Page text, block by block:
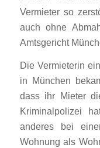
Vermieter so
auch ohne
Amtsgericht
Die Vermieterin
in München
dass ihr Mieter
Kriminalpolizei
anderes bei
Wohnung als